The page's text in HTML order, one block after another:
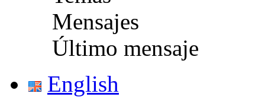
Mensajes
Último mensaje
English